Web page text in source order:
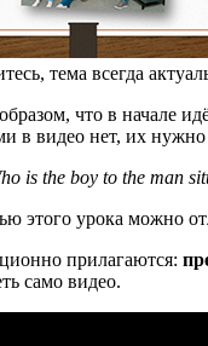
тема всегда
что в начале
в видео нет, их нужно
is the boy to the man
этого урока можно
прилагаются:
само видео.